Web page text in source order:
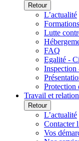
Retour
L’actualité
Lutte
FAQ
Egalité -
Inspection
Protection
Travail et
Retour
L’actualité
Contacter
Vos